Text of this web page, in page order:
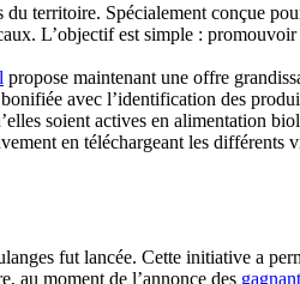
du territoire. Spécialement conçue
L’objectif est simple :
propose maintenant une offre
avec l’identification des
soient actives en alimentation
en téléchargeant les
fut lancée. Cette initiative a
au moment de l’annonce des